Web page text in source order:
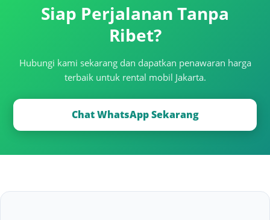
Siap Perjalanan Tanpa
Ribet?
Hubungi kami sekarang dan dapatkan penawaran harga
terbaik untuk rental mobil Jakarta.
Chat WhatsApp Sekarang